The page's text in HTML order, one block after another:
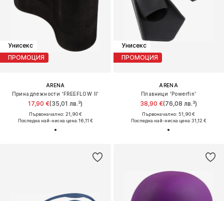
Унисекс
ПРОМОЦИЯ
ARENA
Принадлежности 'FREEFLOW II'
17,90 €(35,01 лв.³)
Първоначално: 21,90 €
Последна най-ниска цена:16,11 €
Унисекс
ПРОМОЦИЯ
ARENA
Плавници 'Powerfin'
38,90 €(76,08 лв.³)
Първоначално: 51,90 €
Последна най-ниска цена:31,12 €